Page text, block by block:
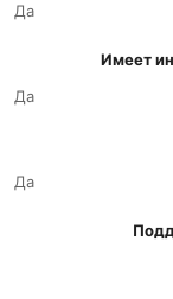
Да
Имеет
Да
Да